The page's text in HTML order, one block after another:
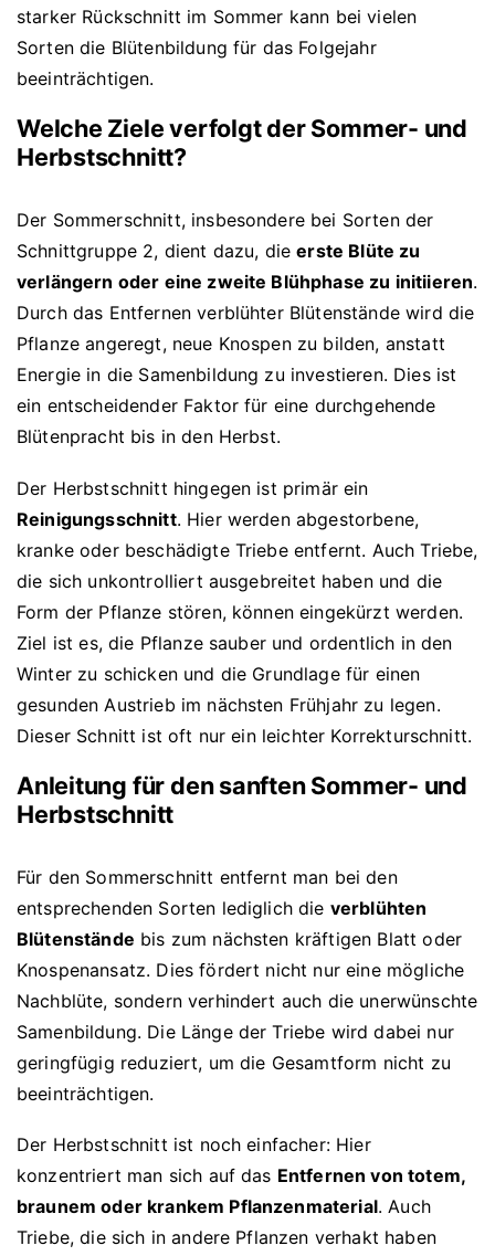
starker Rückschnitt im Sommer kann bei vielen
Sorten die Blütenbildung für das Folgejahr
beeinträchtigen.
Welche Ziele verfolgt der Sommer- und
Herbstschnitt?
Der Sommerschnitt, insbesondere bei Sorten der
Schnittgruppe 2, dient dazu, dieerste Blüte zu
verlängern oder eine zweite Blühphase zu initiieren.
Durch das Entfernen verblühter Blütenstände wird die
Pflanze angeregt, neue Knospen zu bilden, anstatt
Energie in die Samenbildung zu investieren. Dies ist
ein entscheidender Faktor für eine durchgehende
Blütenpracht bis in den Herbst.
Der Herbstschnitt hingegen ist primär ein
Reinigungsschnitt. Hier werden abgestorbene,
kranke oder beschädigte Triebe entfernt. Auch Triebe,
die sich unkontrolliert ausgebreitet haben und die
Form der Pflanze stören, können eingekürzt werden.
Ziel ist es, die Pflanze sauber und ordentlich in den
Winter zu schicken und die Grundlage für einen
gesunden Austrieb im nächsten Frühjahr zu legen.
Dieser Schnitt ist oft nur ein leichter Korrekturschnitt.
Anleitung für den sanften Sommer- und
Herbstschnitt
Für den Sommerschnitt entfernt man bei den
entsprechenden Sorten lediglich die verblühten
Blütenstände bis zum nächsten kräftigen Blatt oder
Knospenansatz. Dies fördert nicht nur eine mögliche
Nachblüte, sondern verhindert auch die unerwünschte
Samenbildung. Die Länge der Triebe wird dabei nur
geringfügig reduziert, um die Gesamtform nicht zu
beeinträchtigen.
Der Herbstschnitt ist noch einfacher: Hier
konzentriert man sich auf das Entfernen von totem,
braunem oder krankem Pflanzenmaterial. Auch
Triebe, die sich in andere Pflanzen verhakt haben